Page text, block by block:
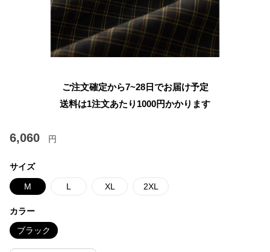
ご注文確定から7~28日でお届け予定
送料は1注文あたり 1000円かかります
6,060 円
サイズ
M L XL 2XL
カラー
ブラック